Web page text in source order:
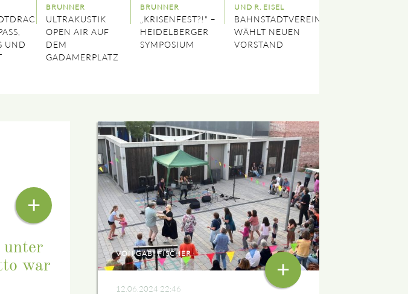
S
T
BRUNNER
ULTRAKUSTIK
OPEN AIR AUF
DEM
GADAMERPLATZ
BRUNNER
„KRISENFEST?!" –
HEIDELBERGER
SYMPOSIUM
UND R. EISEL
BAHNSTADTVEREIN
WÄHLT NEUEN
VORSTAND
unter
war
+
VON GABI FISCHER
12.06.2024 22:46
+